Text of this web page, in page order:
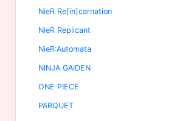
NieR Re[in]carnation
NieR Replicant
NieR:Automata
NINJA GAIDEN
ONE PIECE
PARQUET